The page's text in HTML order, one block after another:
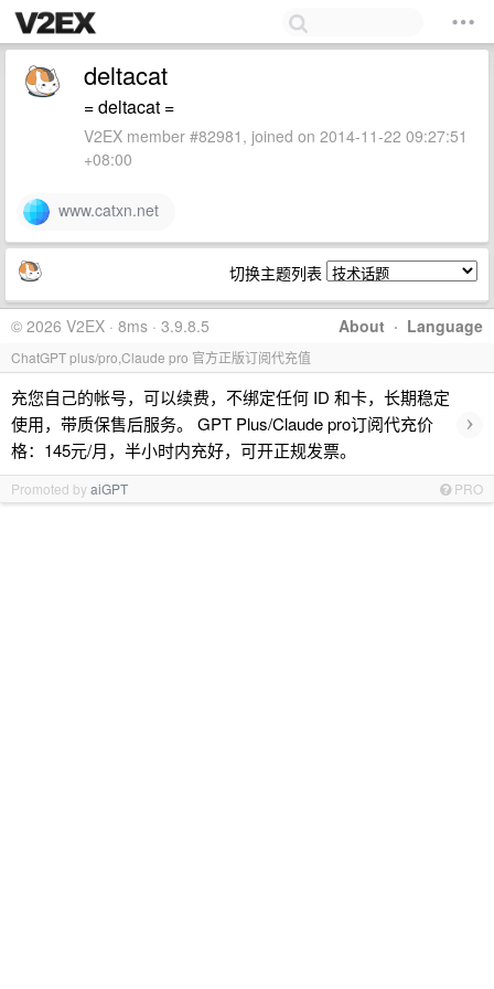
deltacat
= deltacat =
V2EX member #82981, joined on 2014-11-22 09:27:51
+08:00
www.catxn.net
切换主题列表
About · Language
© 2026 V2EX · 8ms · 3.9.8.5
ChatGPT plus/pro,Claude pro 官方正版订阅代充值
充您自己的帐号，可以续费，不绑定任何 ID 和卡，长期稳定
使用，带质保售后服务。 GPT Plus/Claude pro订阅代充价
格：145元/月，半小时内充好，可开正规发票。
›
Promoted byaiGPT PRO